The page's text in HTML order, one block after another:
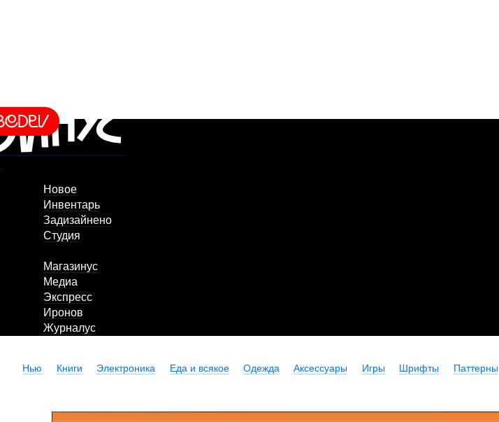
Новое
Инвентарь
Задизайнено
Студия
Магазинус
Медиа
Экспресс
Иронов
Журналус
Нью Книги Электроника Еда и всякое Одежда Аксессуары Игры Шрифты Паттерны